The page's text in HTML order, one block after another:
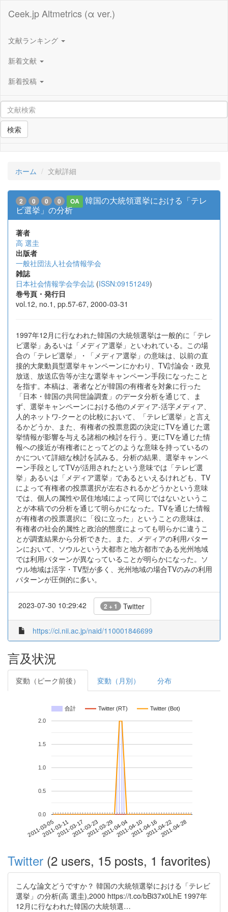
Ceek.jp Altmetrics (α ver.)
文献ランキング
新着文献
新着投稿
検索
ホーム 文献詳細
2 0 0 0 OA
韓国の大統領選挙における「テレ
ビ選挙」の分析
著者
高 選圭
出版者
一般社団法人社会情報学会
雑誌
日本社会情報学会学会誌 (ISSN:09151249)
巻号頁・発行日
vol.12, no.1, pp.57-67, 2000-03-31
1997年12月に行なわれた韓国の大統領選挙は一般的に「テレ
ビ選挙」あるいは「メディア選挙」といわれている。この場
合の「テレビ選挙」・「メディア選挙」の意味は、以前の直
接的大衆動員型選挙キャンペーンにかわり、TV討論会・政見
放送、放送広告等が主な選挙キャンペーン手段になったこと
を指す。本稿は、著者などが韓国の有権者を対象に行った
「日本・韓国の共同世論調査」のデータ分析を通じて、ま
ず、選挙キャンペーンにおける他のメディア-活字メディア、
人的ネットワ-クーとの比較において、「テレビ選挙」と言え
るかどうか、また、有権者の投票意図の決定にTVを通じた選
挙情報が影響を与える諸相の検討を行う。更にTVを通じた情
報への接近が有権者にとってどのような意味を持っているの
かについて詳細な検討を試みる。分析の結果、選挙キャンペ
ーン手段としてTVが活用されたという意味では「テレビ選
挙」あるいは「メディア選挙」であるといえるけれども、TV
によって有権者の投票選択が左右されるかどうかという意味
では、個人の属性や居住地域によって同じではないというこ
とが本稿での分析を通じて明らかになった。TVを通じた情報
が有権者の投票選択に「役に立った」ということの意味は、
有権者の社会的属性と政治的態度によっても明らかに違うこ
とが調査結果から分析できた。また、メディアの利用パター
ンにおいて、ソウルという大都市と地方都市である光州地域
では利用パターンが異なっていることが明らかになった。ソ
ウル地域は活字・TV型が多く、光州地域の場合TVのみの利用
パターンが圧倒的に多い。
2023-07-30 10:29:42 2 + 1 Twitter
https://ci.nii.ac.jp/naid/110001846699
言及状況
変動（ピーク前後） 変動（月別） 分布
合計 Twitter (RT) Twitter (Bot)
2011-03-052011-03-112011-03-172011-03-232011-03-292011-04-042011-04-102011-04-162011-04-222011-04-28
0.0
0.5
1.0
1.5
2.0
Twitter (2 users, 15 posts, 1 favorites)
こんな論文どうですか？ 韓国の大統領選挙における「テレビ
選挙」の分析(高 選圭),2000 https://t.co/bBi37x0LhE 1997年
12月に行なわれた韓国の大統領選…